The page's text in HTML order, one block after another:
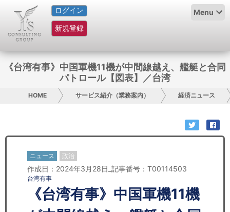
ログイン
新規登録
Menu
HOME
サービス紹介
コラム
お問い合わせ
日本人にPR
コンサルティング
リサーチ
《台湾有事》中国軍機11機が中間線越え、艦艇と合同
パトロール【図表】／台湾
HOME サービス紹介（業務案内） 経済ニュース
ニュース 政治
作成日：2024年3月28日_記事番号：T00114503
台湾有事
《台湾有事》中国軍機11機